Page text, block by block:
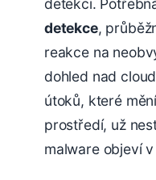
detekce,
reakce na
dohled nad
útoků, které
prostředí, už
malware objeví